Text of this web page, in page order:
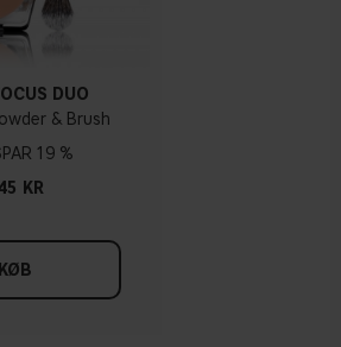
DUO
& Brush
19 %
KR
KØB